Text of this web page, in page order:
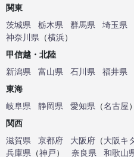
関東
茨城県
栃木県 群馬県 埼玉県
神奈川県 （横浜）
甲信越・北陸
新潟県
富山県 石川県 福井県
東海
岐阜県
静岡県 愛知県 （名古屋）
関西
滋賀県
京都府 大阪府 （大阪キ
兵庫県 （神戸） 奈良県
和歌山